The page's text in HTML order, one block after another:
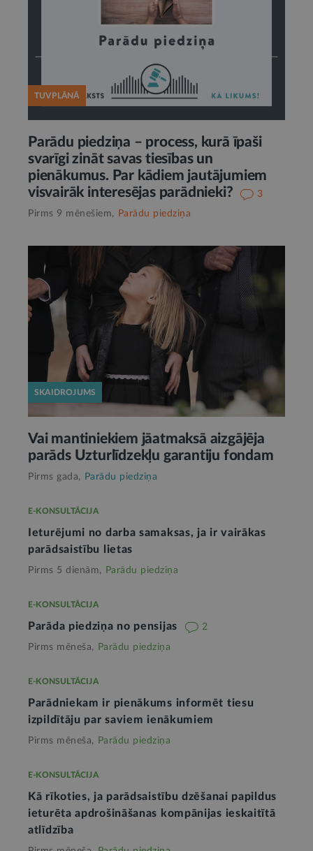
TUVPLĀNĀ
Parādu piedziņa – process, kurā īpaši
svarīgi zināt savas tiesības un
pienākumus. Par kādiem jautājumiem
visvairāk interesējas parādnieki?
3
Pirms 9 mēnešiem,
Parādu piedziņa
SKAIDROJUMS
Vai mantiniekiem jāatmaksā aizgājēja
parāds Uzturlīdzekļu garantiju fondam
Pirms gada, Parādu piedziņa
E-KONSULTĀCIJA
Ieturējumi no darba samaksas, ja ir vairākas
parādsaistību lietas
Pirms 5 dienām, Parādu piedziņa
E-KONSULTĀCIJA
Parāda piedziņa no pensijas 2
Pirms mēneša, Parādu piedziņa
E-KONSULTĀCIJA
Parādniekam ir pienākums informēt tiesu
izpildītāju par saviem ienākumiem
Pirms mēneša, Parādu piedziņa
E-KONSULTĀCIJA
Kā rīkoties, ja parādsaistību dzēšanai papildus
ieturēta apdrošināšanas kompānijas ieskaitītā
atlīdzība